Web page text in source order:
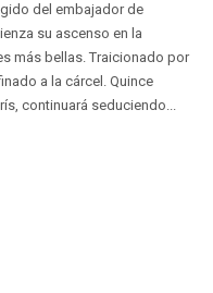
del embajador de
su ascenso en la
más bellas. Traicionado por
a la cárcel. Quince
continuará seduciendo...